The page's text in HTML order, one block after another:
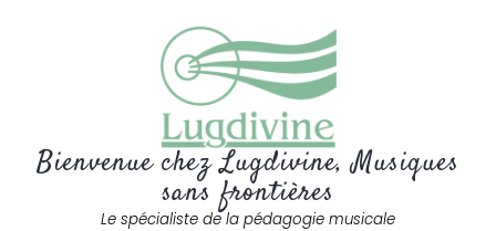
Bienvenue chez Lugdivine, Musiques
sans frontières
Le spécialiste de la pédagogie musicale